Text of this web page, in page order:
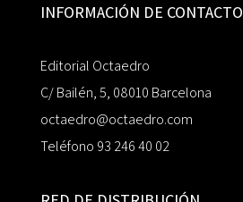
INFORMACIÓN DE CONTACTO
Editorial Octaedro
C/ Bailén, 5, 08010 Barcelona
octaedro@octaedro.com
Teléfono 93 246 40 02